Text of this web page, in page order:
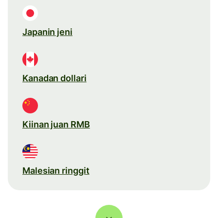
Japanin jeni
Kanadan dollari
Kiinan juan RMB
Malesian ringgit